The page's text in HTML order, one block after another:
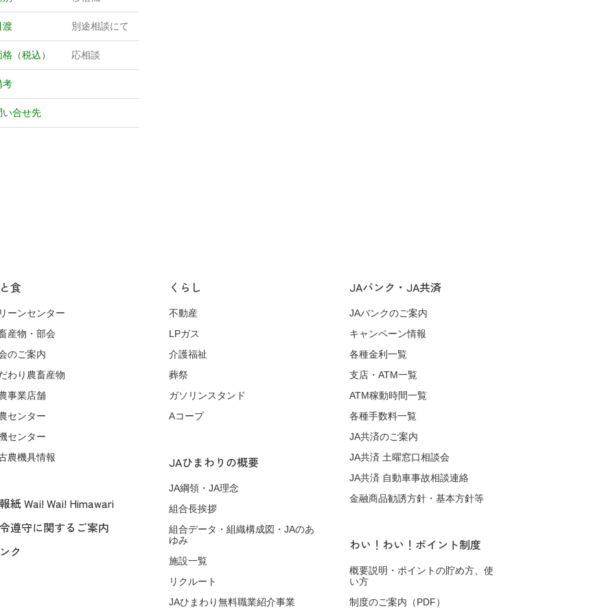
渡 別途相談にて
格（税込） 応相談
考
い合せ先
食
ーンセンター
産物・部会
のご案内
わり農畜産物
事業店舗
センター
センター
農機具情報
紙 Wai! Wai! Himawari
遵守に関するご案内
ク
くらし
不動産
LPガス
介護福祉
葬祭
ガソリンスタンド
Aコープ
JAひまわりの概要
JA綱領・JA理念
組合長挨拶
組合データ・組織構成図・JAのあ
ゆみ
施設一覧
リクルート
JAひまわり無料職業紹介事業
JAバンク・JA共済
JAバンクのご案内
キャンペーン情報
各種金利一覧
支店・ATM一覧
ATM稼動時間一覧
各種手数料一覧
JA共済のご案内
JA共済 土曜窓口相談会
JA共済 自動車事故相談連絡
金融商品勧誘方針・基本方針等
わい！わい！ポイント制度
概要説明・ポイントの貯め方、使
い方
制度のご案内（PDF）